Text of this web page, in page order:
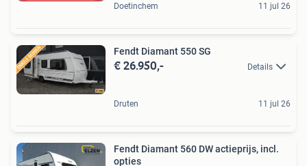
Doetinchem 11 jul 26
Fendt Diamant 550 SG
€ 26.950,- Details
Druten 11 jul 26
Fendt Diamant 560 DW actieprijs, incl.
opties